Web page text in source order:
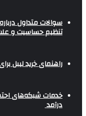
سوالات متداول
تنظیم حساسیت و
راهنمای خرید لیبل
درآمد